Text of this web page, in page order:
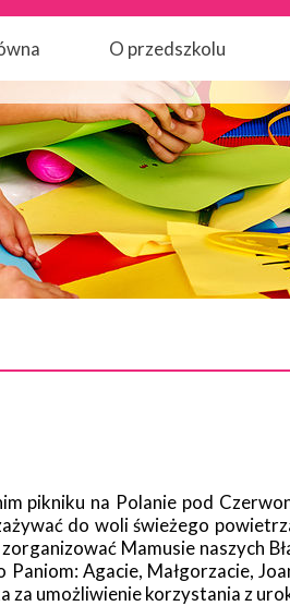
O przedszkolu
pikniku na Polanie pod
do woli świeżego
Mamusie naszych
Agacie, Małgorzacie,
za umożliwienie korzystania z